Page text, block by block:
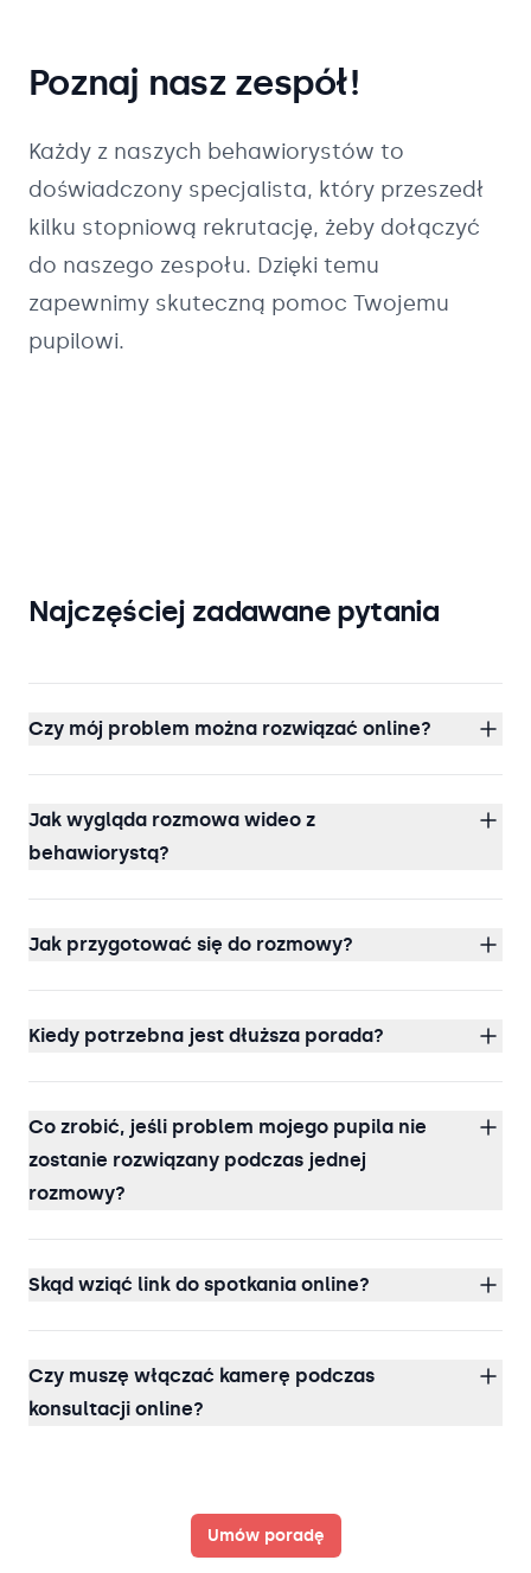
Poznaj nasz zespół!
Każdy z naszych behawiorystów to
doświadczony specjalista, który przeszedł
kilku stopniową rekrutację, żeby dołączyć
do naszego zespołu. Dzięki temu
zapewnimy skuteczną pomoc Twojemu
pupilowi.
Najczęściej zadawane pytania
Czy mój problem można rozwiązać online?
Jak wygląda rozmowa wideo z
behawiorystą?
Jak przygotować się do rozmowy?
Kiedy potrzebna jest dłuższa porada?
Co zrobić, jeśli problem mojego pupila nie
zostanie rozwiązany podczas jednej
rozmowy?
Skąd wziąć link do spotkania online?
Czy muszę włączać kamerę podczas
konsultacji online?
Umów poradę